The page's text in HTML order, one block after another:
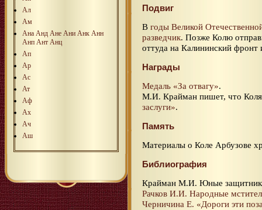
Ал
Ам
Ана Анд Ане Ани Анк Анн
Анп Ант Анц
Ап
Ар
Ас
Ат
Аф
Ах
Ач
Аш
Подвиг
В годы Великой
разведчик. Позже Колю
оттуда на Калининский
Награды
Медаль «За отвагу».
М.И. Крайман пишет, что
заслуги».
Память
Материалы о Коле Арбузове
Библиография
Крайман М.И. Юные
Рачков И.И. Народные
Черничина Е. «Дороги эти